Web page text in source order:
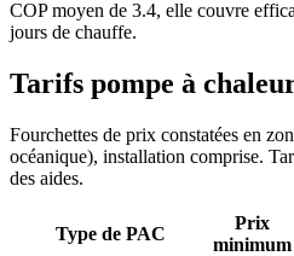
COP moyen de 3.4, elle couvre
jours de chauffe.
Tarifs pompe à
Fourchettes de prix constatées en
océanique), installation comprise.
des aides.
Type de PAC
Prix
minimum